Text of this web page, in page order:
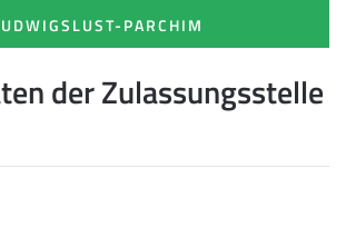
PARCHIM
der Zulassungsstelle